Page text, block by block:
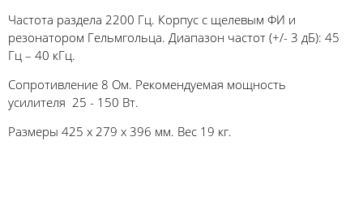
Частота раздела 2200 Гц. Корпус с щелевым ФИ и
резонатором Гельмгольца. Диапазон частот (+/- 3 дБ): 45
Гц – 40 кГц.
Сопротивление 8 Ом. Рекомендуемая мощность
усилителя 25 - 150 Вт.
Размеры 425 х 279 х 396 мм. Вес 19 кг.